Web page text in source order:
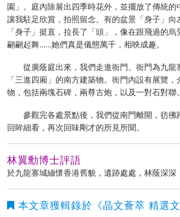
園」。庭內除展出四季時花外，並擺放了傳統
讓我駐足欣賞，拍照留念。有的盆景「身子」
「身子」挺直，拉長了「頭」，像在跟飛過的
翩翩起舞......她們真是儀態萬千，相映成趣。
從廣蔭庭出來，我們走進衙門。衙門為九
「三進四廂」的南方建築物。衙門內設有展覽
物，包括兩塊石碑，兩尊古炮，以及一對石對聯。
參觀完各處景點後，我們從南門離開，彷
回眸細看，再次回味剛才的所見所聞。
林翼勳博士評語
於九龍寨城緬懷香港舊貌，遺跡處處，林蔭深深
本文章獲輯錄於 《晶文薈萃 精選文